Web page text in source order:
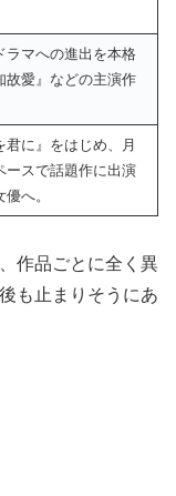
ラマへの進出を本格
故愛』などの主演作
君に』をはじめ、月
ースで話題作に出演
へ。
作品ごとに全く異
も止まりそうにあ